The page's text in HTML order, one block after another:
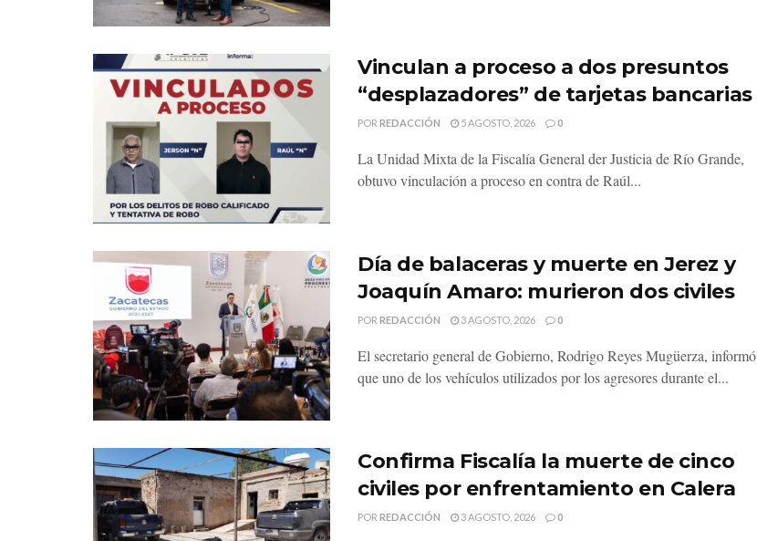
Vinculan a proceso a dos presuntos
“desplazadores” de tarjetas bancarias
POR REDACCIÓN 5 AGOSTO, 2026 0
La Unidad Mixta de la Fiscalía General der Justicia de Río Grande,
obtuvo vinculación a proceso en contra de Raúl...
Día de balaceras y muerte en Jerez y
Joaquín Amaro: murieron dos civiles
POR REDACCIÓN 3 AGOSTO, 2026 0
El secretario general de Gobierno, Rodrigo Reyes Mugüerza, informó
que uno de los vehículos utilizados por los agresores durante el...
Confirma Fiscalía la muerte de cinco
civiles por enfrentamiento en Calera
POR REDACCIÓN 3 AGOSTO, 2026 0